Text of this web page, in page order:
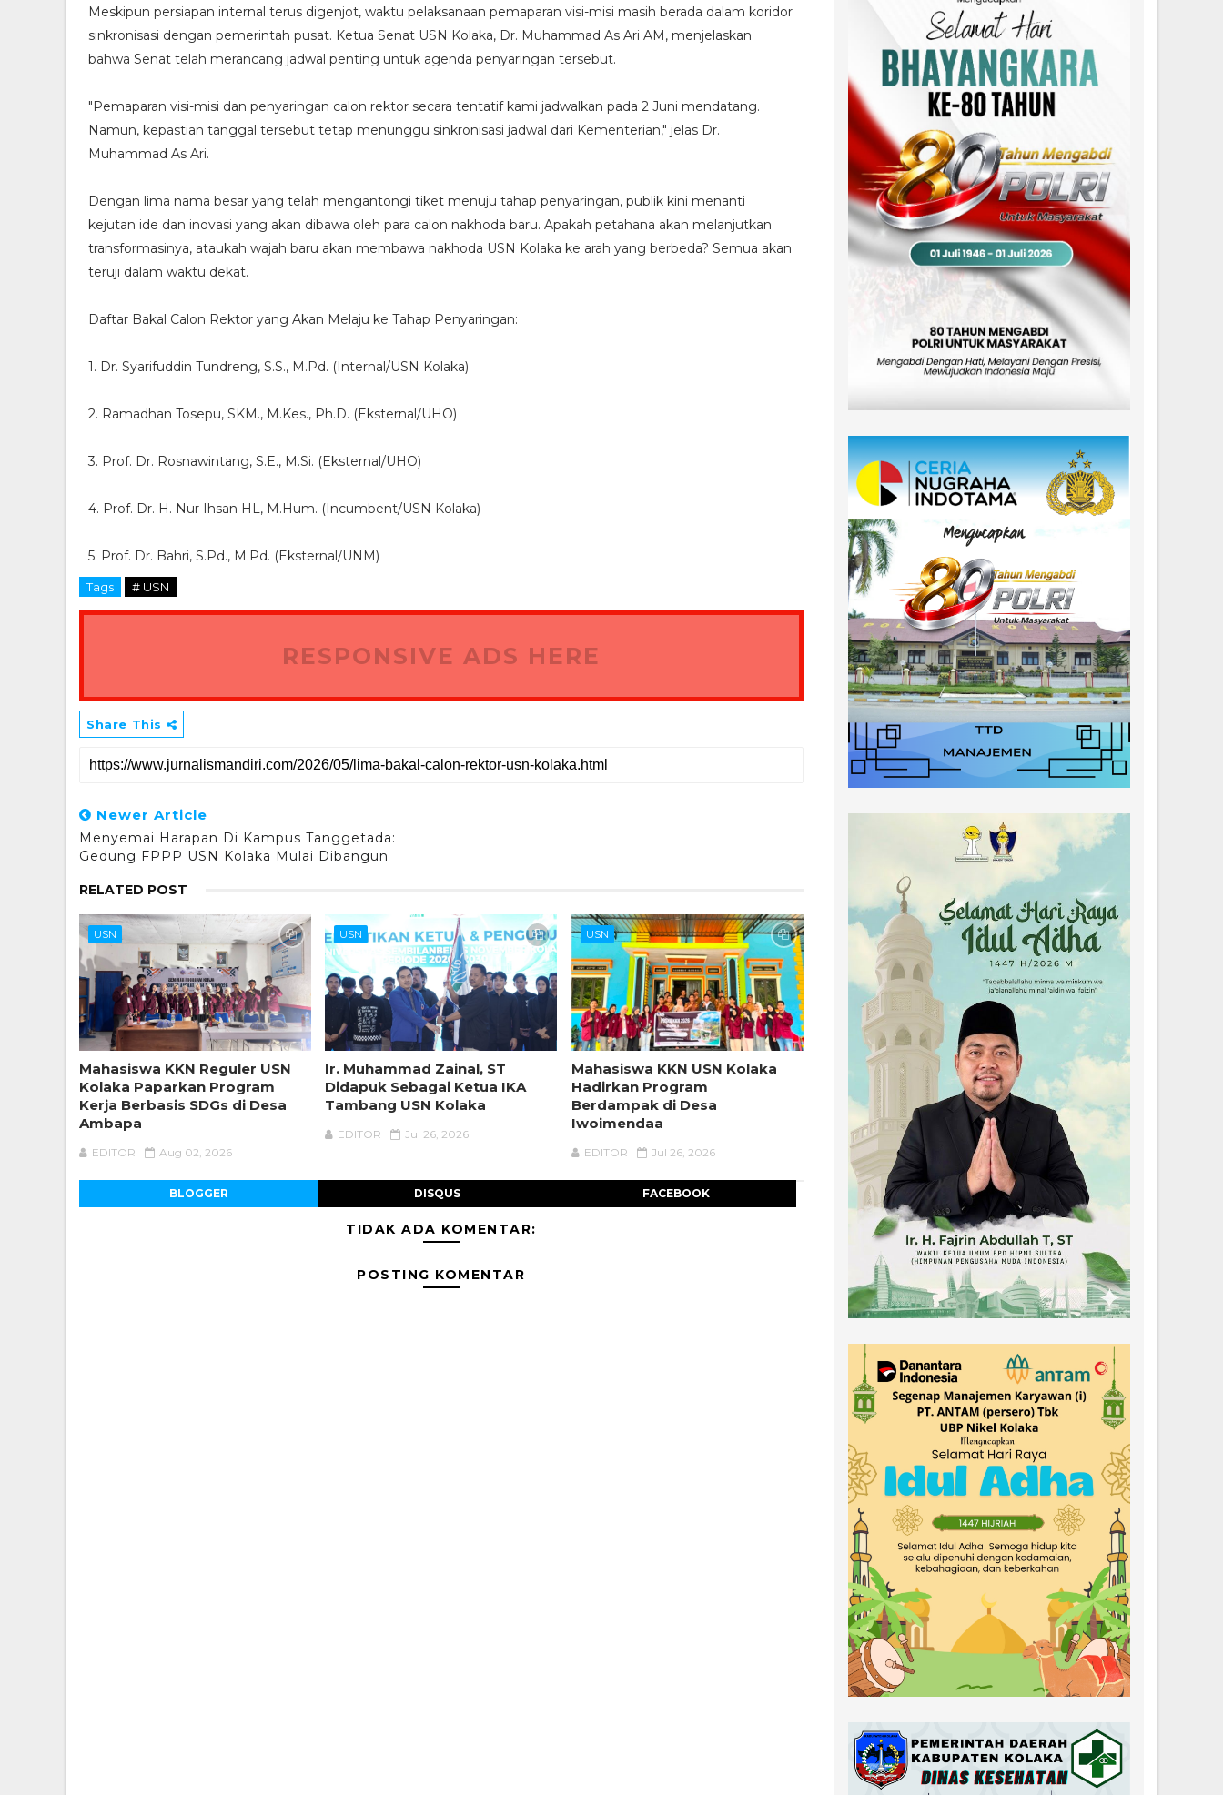
Meskipun persiapan internal terus digenjot, waktu pelaksanaan pemaparan visi-misi masih berada dalam koridor
sinkronisasi dengan pemerintah pusat. Ketua Senat USN Kolaka, Dr. Muhammad As Ari AM, menjelaskan
bahwa Senat telah merancang jadwal penting untuk agenda penyaringan tersebut.
"Pemaparan visi-misi dan penyaringan calon rektor secara tentatif kami jadwalkan pada 2 Juni mendatang.
Namun, kepastian tanggal tersebut tetap menunggu sinkronisasi jadwal dari Kementerian," jelas Dr.
Muhammad As Ari.
Dengan lima nama besar yang telah mengantongi tiket menuju tahap penyaringan, publik kini menanti
kejutan ide dan inovasi yang akan dibawa oleh para calon nakhoda baru. Apakah petahana akan melanjutkan
transformasinya, ataukah wajah baru akan membawa nakhoda USN Kolaka ke arah yang berbeda? Semua akan
teruji dalam waktu dekat.
Daftar Bakal Calon Rektor yang Akan Melaju ke Tahap Penyaringan:
1. Dr. Syarifuddin Tundreng, S.S., M.Pd. (Internal/USN Kolaka)
2. Ramadhan Tosepu, SKM., M.Kes., Ph.D. (Eksternal/UHO)
3. Prof. Dr. Rosnawintang, S.E., M.Si. (Eksternal/UHO)
4. Prof. Dr. H. Nur Ihsan HL, M.Hum. (Incumbent/USN Kolaka)
5. Prof. Dr. Bahri, S.Pd., M.Pd. (Eksternal/UNM)
Tags # USN
RESPONSIVE ADS HERE
Share This
Newer Article
Menyemai Harapan Di Kampus Tanggetada:
Gedung FPPP USN Kolaka Mulai Dibangun
RELATED POST
USN
Mahasiswa KKN Reguler USN
Kolaka Paparkan Program
Kerja Berbasis SDGs di Desa
Ambapa
EDITOR Aug 02, 2026
USN
Ir. Muhammad Zainal, ST
Didapuk Sebagai Ketua IKA
Tambang USN Kolaka
EDITOR Jul 26, 2026
USN
Mahasiswa KKN USN Kolaka
Hadirkan Program
Berdampak di Desa
Iwoimendaa
EDITOR Jul 26, 2026
BLOGGER DISQUS FACEBOOK
TIDAK ADA KOMENTAR:
POSTING KOMENTAR